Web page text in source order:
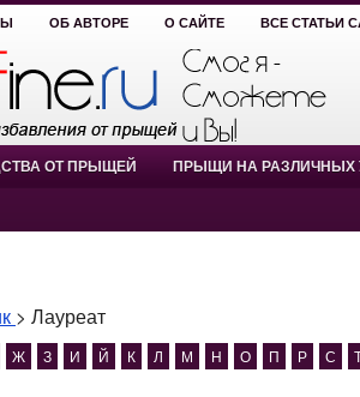
ОБ АВТОРЕ О САЙТЕ ВСЕ СТАТЬИ
ОТ ПРЫЩЕЙ ПРЫЩИ НА РАЗЛИЧНЫХ
> Лауреат
Ж З И Й К Л М Н О П Р С